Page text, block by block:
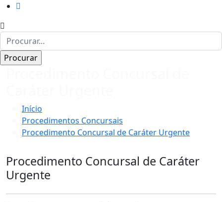
Início
Procedimentos Concursais
Procedimento Concursal de Caráter Urgente
Procedimento Concursal de Caráter
Urgente